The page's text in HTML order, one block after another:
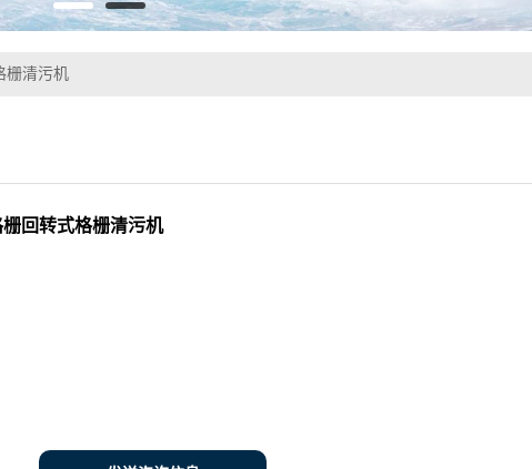
栅清污机
回转式格栅清污机